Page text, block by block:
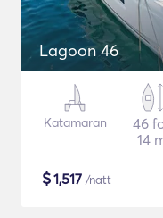
Lagoon 46
Katamaran
46
14
$1,517 /natt